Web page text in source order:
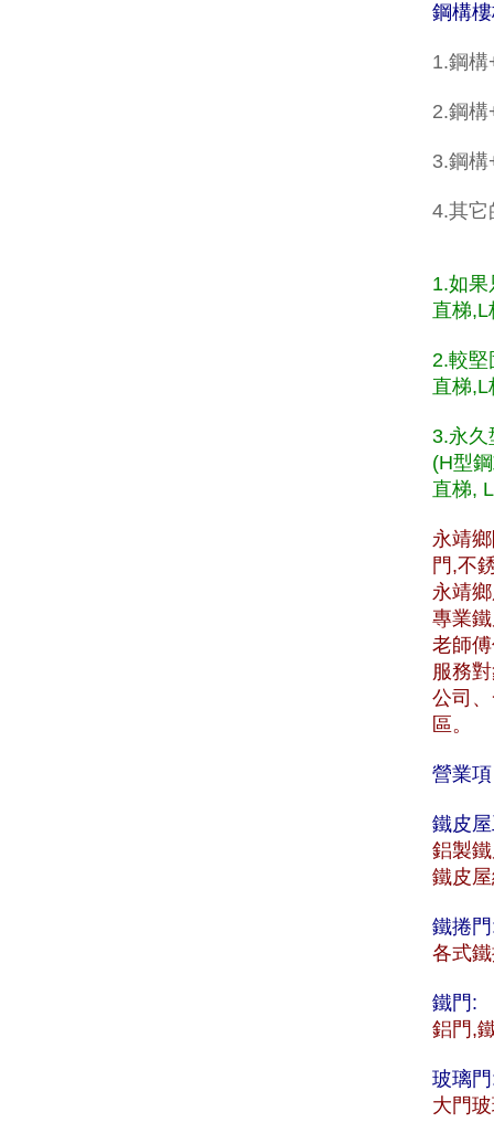
鋼構
1.鋼
2.鋼構
3.鋼
4.其它
1.如
直梯
2.較堅
直梯
3.永久
(H型
直梯,
永靖
門,不
永靖
專業
老師
服務
公司
區。
營業
鐵皮
鋁製
鐵皮
鐵捲
各式
鐵門:
鋁門,
玻璃
大門